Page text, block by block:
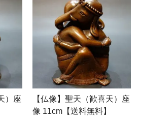
）座
【仏像】聖天（歓喜天）座
像 11cm【送料無料】